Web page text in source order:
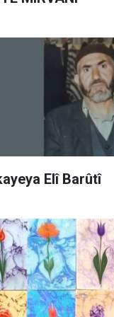
Elî Barûtî